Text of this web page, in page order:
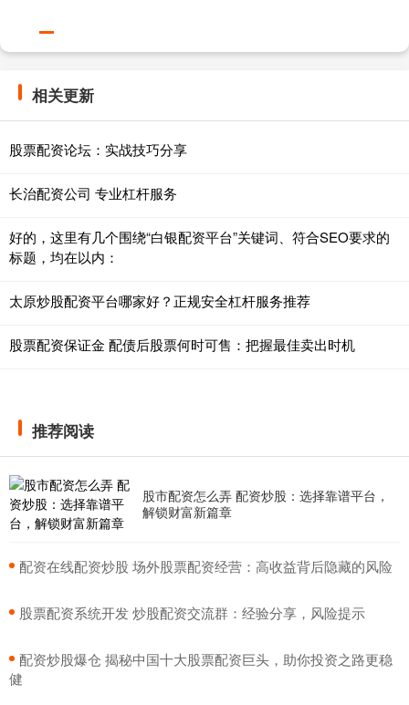
相关更新
股票配资论坛：实战技巧分享
长治配资公司 专业杠杆服务
好的，这里有几个围绕“白银配资平台”关键词、符合SEO要求的
标题，均在以内：
太原炒股配资平台哪家好？正规安全杠杆服务推荐
股票配资保证金 配债后股票何时可售：把握最佳卖出时机
推荐阅读
股市配资怎么弄 配资炒股：选择靠谱平台，
解锁财富新篇章
​配资在线配资炒股 场外股票配资经营：高收益背后隐藏的风险
​股票配资系统开发 炒股配资交流群：经验分享，风险提示
​配资炒股爆仓 揭秘中国十大股票配资巨头，助你投资之路更稳
健